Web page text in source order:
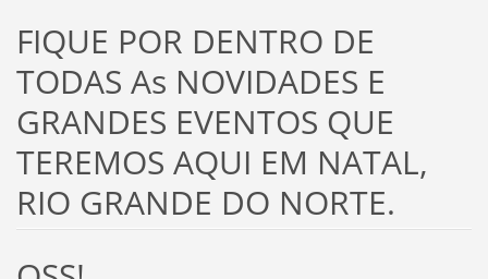
FIQUE POR DENTRO DE
TODAS As NOVIDADES E
GRANDES EVENTOS QUE
TEREMOS AQUI EM NATAL,
RIO GRANDE DO NORTE.